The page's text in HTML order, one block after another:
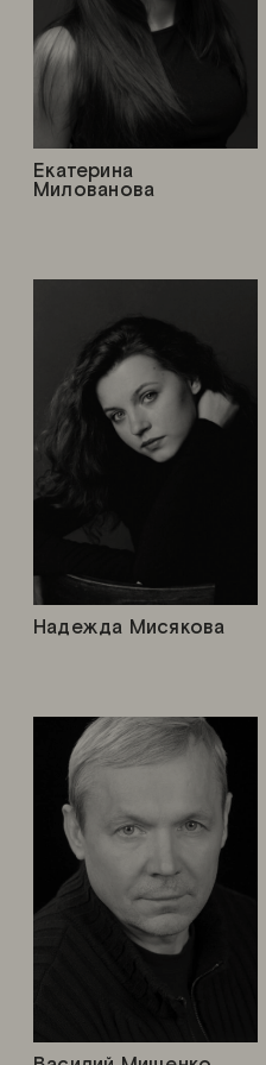
Надежда Мисякова
Екатерина
Милованова